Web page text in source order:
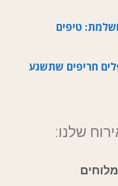
טיפים
חריפים שתשגע
שלנו: